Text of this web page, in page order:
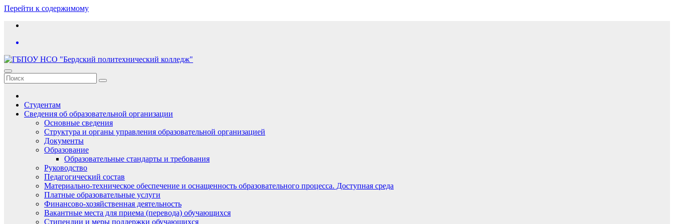
Перейти к содержимому
Студентам
Сведения об образовательной организации
Основные сведения
Структура и органы управления образовательной организацией
Документы
Образование
Образовательные стандарты и требования
Руководство
Педагогический состав
Материально-техническое обеспечение и оснащенность образовательного процесса. Доступная среда
Платные образовательные услуги
Финансово-хозяйственная деятельность
Вакантные места для приема (перевода) обучающихся
Стипендии и меры поддержки обучающихся